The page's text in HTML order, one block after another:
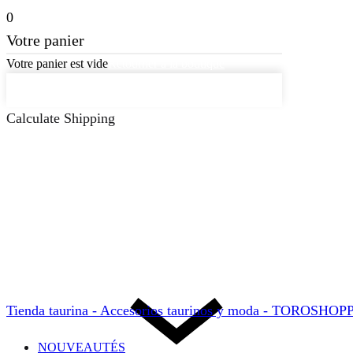
0
Votre panier
Votre panier est vide
Calculate Shipping
Tienda taurina - Accesorios taurinos y moda -
NOUVEAUTÉS